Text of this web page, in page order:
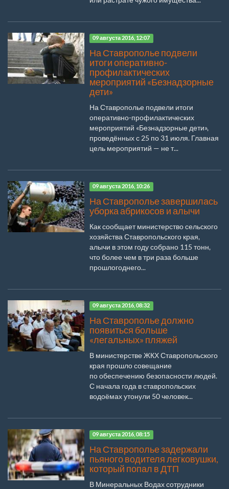
09 августа 2016, 12:07
На Ставрополье подвели
итоги оперативно-
профилактических
мероприятий «Безнадзорные
дети»
На Ставрополье подвели итоги
оперативно-профилактических
мероприятий «Безнадзорные дети»,
проведённых с 25 по 31 июля. Главная
цель мероприятий — не т...
09 августа 2016, 10:26
На Ставрополье завершилась
уборка абрикосов и алычи
Как сообщает министерство сельского
хозяйства Ставропольского края,
алычи в этом году собрано 115 тонн,
что более чем в три раза больше
прошлогоднего...
09 августа 2016, 08:32
На Ставрополье должно
появиться больше
«легальных» пляжей
В министерстве ЖКХ Ставропольского
края прошло совещание
по обеспечению безопасности людей.
С начала года в ставропольских
водоёмах утонули 50 человек...
09 августа 2016, 08:15
На Ставрополье задержали
пьяного водителя легковушки,
который попал в ДТП
В Минеральных Водах сотрудники